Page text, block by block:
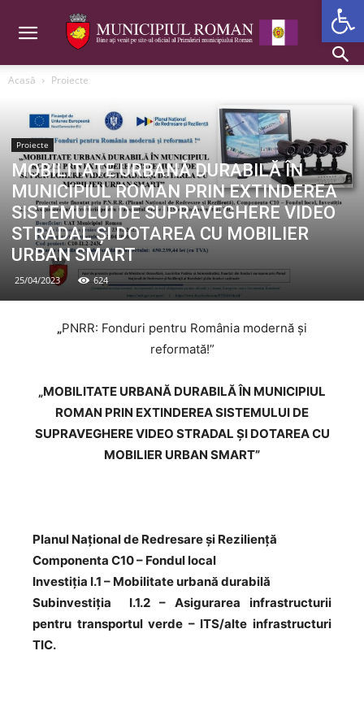
Acasă Proiecte
Proiecte
MOBILITATE URBANĂ DURABILĂ ÎN
MUNICIPIUL ROMAN PRIN EXTINDEREA
SISTEMULUI DE SUPRAVEGHERE VIDEO
STRADAL ŞI DOTAREA CU MOBILIER
URBAN SMART
25/04/2023 624
„PNRR: Fonduri pentru România modernă și
reformată!”
„MOBILITATE URBANĂ DURABILĂ ÎN MUNICIPIUL
ROMAN PRIN EXTINDEREA SISTEMULUI DE
SUPRAVEGHERE VIDEO STRADAL ŞI DOTAREA CU
MOBILIER URBAN SMART”
Planul Național de Redresare și Reziliență
Componenta C10 – Fondul local
Investiția I.1 – Mobilitate urbană durabilă
Subinvestiția I.1.2 – Asigurarea infrastructurii
pentru transportul verde – ITS/alte infrastructuri
TIC.